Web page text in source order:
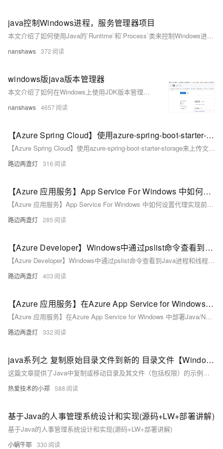
java控制Windows进程，服务管理器项目
本文介绍了如何使用Java的`Runtime`和`Process`类来控制Windows进程，包括执行命令、读取进程输出和错误流以及等待进程完成，并提供了一个简单的服务管理器项目示例。
nanshaws 372
windows版java版本管理器
本文介绍了如何在Windows上使用JDK版本管理器jvms来管理多个Java版本，包括下载、初始化、列出本地安装的JDK版本、在线查看可用版本、切换和安装特定版本的Java。
nanshaws 4657
【Azure Spring Cloud】使用azure-spring-boot-starter-storage来上传文件报错: java.net.UnknownHostException: xxxxxxxx.blob.core.windows.net: Name or service not known
【Azure Spring Cloud】使用azure-spring-boot-starter-storage来上传文件报错: java.net.UnknownHostException: xxxxxxxx.blob.core.windows.net: Name or service not known
路边两盏灯 316
【Azure 应用服务】App Service For Windows 中如何设置代理实现前端静态文件和后端Java Spring Boot Jar包
【Azure 应用服务】App Service For Windows 中如何设置代理实现前端静态文件和后端Java Spring Boot Jar包
路边两盏灯 285
【Azure Developer】Windows中通过pslist命令查看到Java进程和线程信息，但为什么和代码中打印出来的进程号不一致呢？
【Azure Developer】Windows中通过pslist命令查看到Java进程和线程信息，但为什么和代码中打印出来的进程号不一致呢？
路边两盏灯 403
【Azure 应用服务】在Azure App Service for Windows 中部署Java/NodeJS/Python项目时，web.config的配置模板内容
【Azure 应用服务】在Azure App Service for Windows 中部署Java/NodeJS/Python项目时，web.config的配置模板内容
路边两盏灯 332
java系列之 复制原始目录文件到新的 目录文件【Windows 和 Linux 均可使用】
这篇文章提供了Java中复制或移动目录及其文件（包括权限）的示例代码，包括删除目标目录内容、复制或移动整个目录的过程，并强调了在操作过程中需要注意的一些关键点。
热爱技术的小郑 588
基于Java的人事管理系统设计和实现(源码+LW+部署讲解)
基于Java的人事管理系统设计和实现(源码+LW+部署讲解)
小蜗牛耶 330